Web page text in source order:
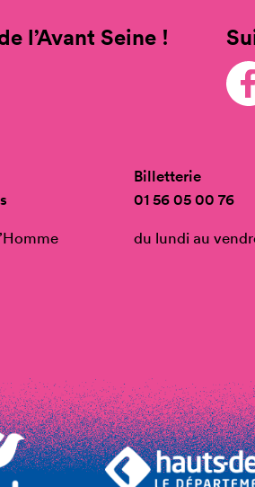
l’Avant Seine !
Billetterie
01 56 05 00 76
du lundi au